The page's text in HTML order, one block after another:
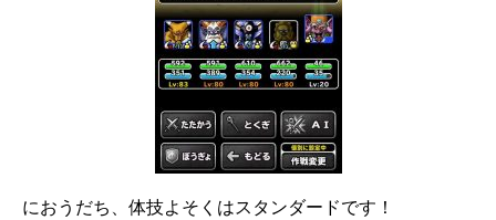
におうだち、体技よそくはスタンダードです！